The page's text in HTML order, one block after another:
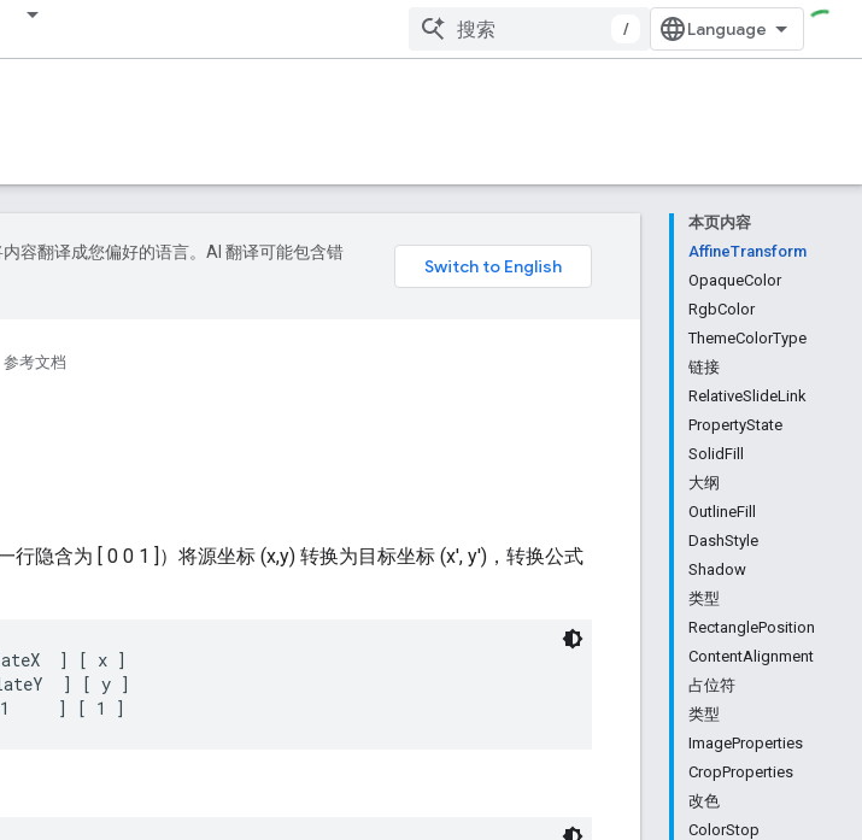
/
本页内容
AffineTransform
OpaqueColor
RgbColor
ThemeColorType
链接
RelativeSlideLink
PropertyState
SolidFill
大纲
OutlineFill
DashStyle
Shadow
类型
RectanglePosition
ContentAlignment
占位符
类型
ImageProperties
CropProperties
改色
ColorStop
容翻译成您偏好的语言。AI 翻译可能包含错
参考文档
行隐含为 [ 0 0 1 ]）将源坐标 (x,y) 转换为目标坐标 (x', y')，转换公式
] [ x ]
] [ y ]